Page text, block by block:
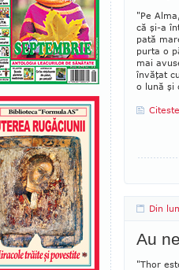
"Pe
că şi-a
pată
purta o
mai
învăţat
o lună şi
Din
Au
"Thor